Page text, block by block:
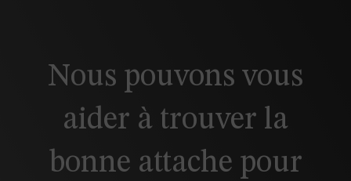
Nous pouvons vous
aider à trouver la
bonne attache pour